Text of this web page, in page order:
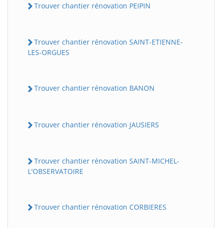
Trouver chantier rénovation PEIPIN
Trouver chantier rénovation SAINT-ETIENNE-
LES-ORGUES
Trouver chantier rénovation BANON
Trouver chantier rénovation JAUSIERS
Trouver chantier rénovation SAINT-MICHEL-
L'OBSERVATOIRE
Trouver chantier rénovation CORBIERES